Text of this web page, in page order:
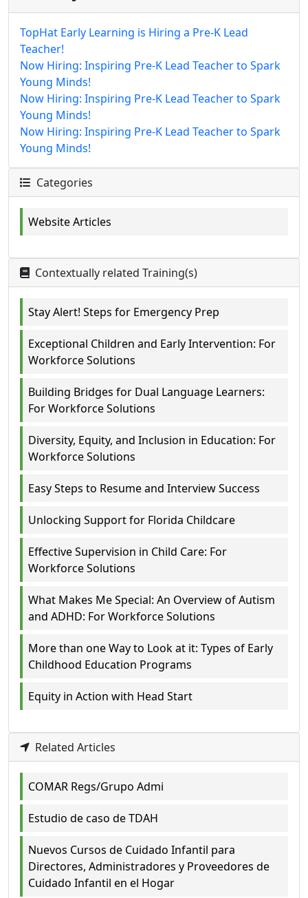
TopHat Early Learning is Hiring a Pre-K Lead
Teacher!
Now Hiring: Inspiring Pre-K Lead Teacher to Spark
Young Minds!
Now Hiring: Inspiring Pre-K Lead Teacher to Spark
Young Minds!
Now Hiring: Inspiring Pre-K Lead Teacher to Spark
Young Minds!
Categories
Website Articles
Contextually related Training(s)
Stay Alert! Steps for Emergency Prep
Exceptional Children and Early Intervention: For
Workforce Solutions
Building Bridges for Dual Language Learners:
For Workforce Solutions
Diversity, Equity, and Inclusion in Education: For
Workforce Solutions
Easy Steps to Resume and Interview Success
Unlocking Support for Florida Childcare
Effective Supervision in Child Care: For
Workforce Solutions
What Makes Me Special: An Overview of Autism
and ADHD: For Workforce Solutions
More than one Way to Look at it: Types of Early
Childhood Education Programs
Equity in Action with Head Start
Related Articles
COMAR Regs/Grupo Admi
Estudio de caso de TDAH
Nuevos Cursos de Cuidado Infantil para
Directores, Administradores y Proveedores de
Cuidado Infantil en el Hogar